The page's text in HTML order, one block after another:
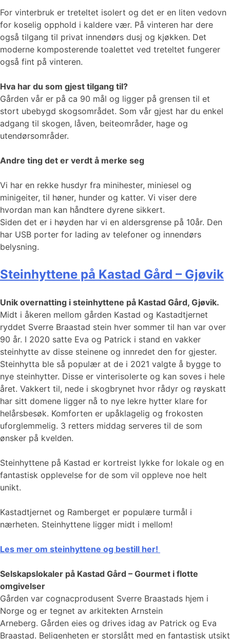
For vinterbruk er treteltet isolert og det er en liten vedovn
for koselig opphold i kaldere vær. På vinteren har dere
også tilgang til privat innendørs dusj og kjøkken. Det
moderne komposterende toalettet ved treteltet fungerer
også fint på vinteren.
Hva har du som gjest tilgang til?
Gården vår er på ca 90 mål og ligger på grensen til et
stort ubebygd skogsområdet. Som vår gjest har du enkel
adgang til skogen, låven, beiteområder, hage og
utendørsområder.
Andre ting det er verdt å merke seg
Vi har en rekke husdyr fra minihester, miniesel og
minigeiter, til høner, hunder og katter. Vi viser dere
hvordan man kan håndtere dyrene sikkert.
Siden det er i høyden har vi en aldersgrense på 10år. Den
har USB porter for lading av telefoner og innendørs
belysning.
Steinhyttene på Kastad Gård – Gjøvik
Unik overnatting i steinhyttene på Kastad Gård, Gjøvik.
Midt i åkeren mellom gården Kastad og Kastadtjernet
ryddet Sverre Braastad stein hver sommer til han var over
90 år. I 2020 satte Eva og Patrick i stand en vakker
steinhytte av disse steinene og innredet den for gjester.
Steinhytta ble så populær at de i 2021 valgte å bygge to
nye steinhytter. Disse er vinterisolerte og kan soves i hele
året. Vakkert til, nede i skogbrynet hvor rådyr og røyskatt
har sitt domene ligger nå to nye lekre hytter klare for
helårsbesøk. Komforten er upåklagelig og frokosten
uforglemmelig. 3 retters middag serveres til de som
ønsker på kvelden.
Steinhyttene på Kastad er kortreist lykke for lokale og en
fantastisk opplevelse for de som vil oppleve noe helt
unikt.
​​​​​​Kastadtjernet og Ramberget er populære turmål i
nærheten. Steinhyttene ligger midt i mellom!
Les mer om steinhyttene og bestill her!
Selskapslokaler på Kastad Gård – Gourmet i flotte
omgivelser
Gården var cognacprodusent Sverre Braastads hjem i
Norge og er tegnet av arkitekten Arnstein
Arneberg. Gården eies og drives idag av Patrick og Eva
Braastad. Beligenheten er storslått med en fantastisk utsikt